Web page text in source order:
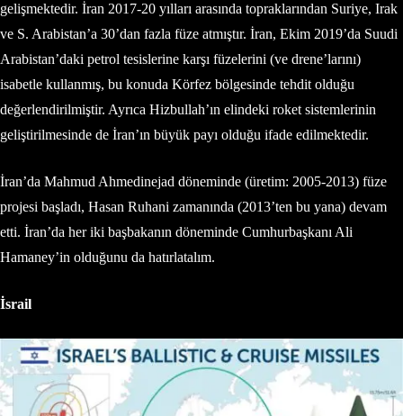
gelişmektedir. İran 2017-20 yılları arasında topraklarından Suriye, Irak
ve S. Arabistan’a 30’dan fazla füze atmıştır. İran, Ekim 2019’da Suudi
Arabistan’daki petrol tesislerine karşı füzelerini (ve drene’larını)
isabetle kullanmış, bu konuda Körfez bölgesinde tehdit olduğu
değerlendirilmiştir. Ayrıca Hizbullah’ın elindeki roket sistemlerinin
geliştirilmesinde de İran’ın büyük payı olduğu ifade edilmektedir.
İran’da Mahmud Ahmedinejad döneminde (üretim: 2005-2013) füze
projesi başladı, Hasan Ruhani zamanında (2013’ten bu yana) devam
etti. İran’da her iki başbakanın döneminde Cumhurbaşkanı Ali
Hamaney’in olduğunu da hatırlatalım.
İsrail